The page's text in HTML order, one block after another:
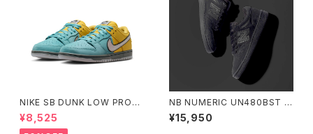
NIKE SB DUNK LOW PRO
"MUNI" Small Size
¥8,525
NB NUMERIC UN480BST オ
ールブラック ニューバランス ヌ
メリック スケートボード
¥15,950